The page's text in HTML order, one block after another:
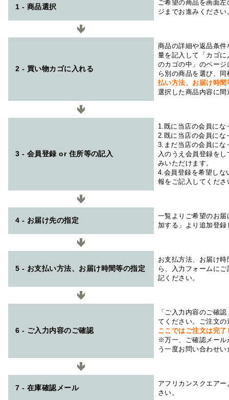
1 - 商品選択
ご希望の商品を画面
ジまでお進みください
2 - 買い物カゴに入れる
商品の詳細や返品条
量を記入して「カゴ
のカゴの中」のペー
ら別の商品を選び、
払い方法、お届け時
選択した商品内容に
3 - 会員登録 or 住所等の記入
1.既に当店の会員にな
2.既に当店の会員にな
3.まだ当店の会員にな
入のうえ会員登録を
みいただけます。
4.会員登録を希望しな
報をご記入してくださ
4 - お届け先の指定
一覧よりご希望のお
加する」より追加登
5 - お支払い方法、お届け時間等の指定
お支払方法、お届け
ら、入力フォームに
記ください。
6 - ご入力内容のご確認
「ご入力内容のご確
てください。ご注文
ここではご注文は完
※万一、ご確認メール
う一度お問い合わせ
7 - 在庫確認メール
アフリカンスクエアー
さい。